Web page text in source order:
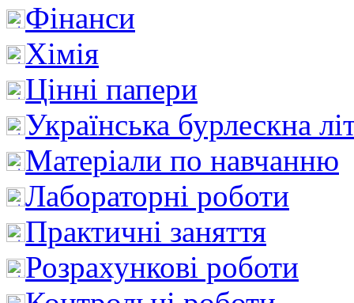
Фінанси
Хімія
Цінні папери
Українська бурлескна
Матеріали по навчанню
Лабораторні роботи
Практичні заняття
Розрахункові роботи